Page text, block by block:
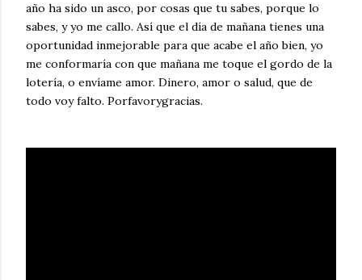
año ha sido un asco, por cosas que tu sabes, porque lo
sabes, y yo me callo. Así que el día de mañana tienes una
oportunidad inmejorable para que acabe el año bien, yo
me conformaría con que mañana me toque el gordo de la
lotería, o envíame amor. Dinero, amor o salud, que de
todo voy falto. Porfavorygracias.